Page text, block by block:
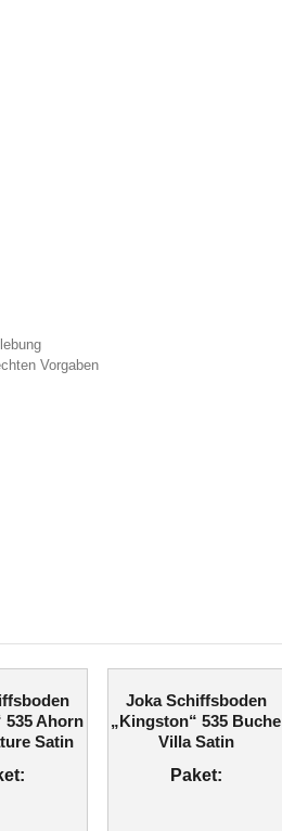
Vorgaben
535 Ahorn
Satin
Joka Schiffsboden
„Kingston“ 535 Buche
Villa Satin
Paket: